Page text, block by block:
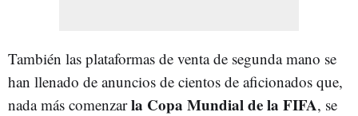
También las plataformas de venta de segunda mano se
han llenado de anuncios de cientos de aficionados que,
nada más comenzarla Copa Mundial de la FIFA, se